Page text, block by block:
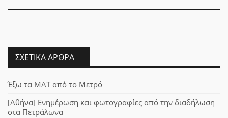
ΣΧΕΤΙΚΆ ΆΡΘΡΑ
Έξω τα ΜΑΤ από το Μετρό
[Αθήνα] Ενημέρωση και φωτογραφίες από την διαδήλωση
στα Πετράλωνα